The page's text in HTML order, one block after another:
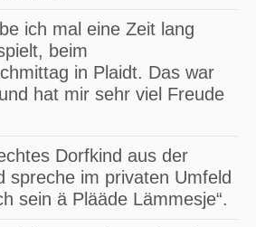
ich mal eine Zeit lang
beim
in Plaidt. Das war
hat mir sehr viel Freude
Dorfkind aus der
spreche im privaten Umfeld
sein ä Plääde Lämmesje“.